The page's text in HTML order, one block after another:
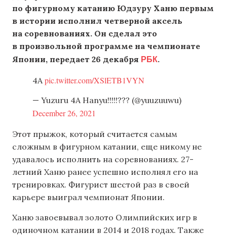
по фигурному катанию Юдзуру Ханю первым
в истории исполнил четверной аксель
на соревнованиях. Он сделал это
в произвольной программе на чемпионате
Японии, передает 26 декабря РБК.
4Apic.twitter.com/XSlETB1VYN
— Yuzuru 4A Hanyu!!!!!??? (@yuuzuuwu)
December 26, 2021
Этот прыжок, который считается самым
сложным в фигурном катании, еще никому не
удавалось исполнить на соревнованиях. 27-
летний Ханю ранее успешно исполнял его на
тренировках. Фигурист шестой раз в своей
карьере выиграл чемпионат Японии.
Ханю завоевывал золото Олимпийских игр в
одиночном катании в 2014 и 2018 годах. Также